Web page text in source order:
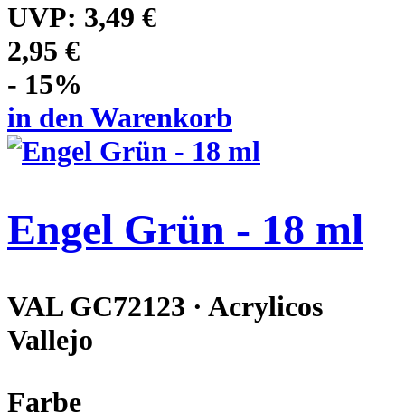
UVP: 3,49 €
2,95 €
- 15%
in den Warenkorb
Engel Grün - 18 ml
VAL GC72123 · Acrylicos
Vallejo
Farbe